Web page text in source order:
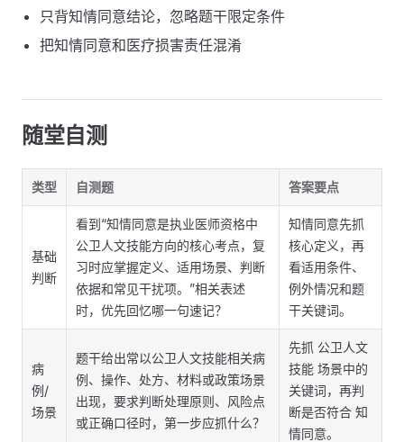
只背知情同意结论，忽略题干限定条件
把知情同意和医疗损害责任混淆
随堂自测
类型 自测题 答案要点
基础
判断
看到“知情同意是执业医师资格中
公卫人文技能方向的核心考点，复
习时应掌握定义、适用场景、判断
依据和常见干扰项。”相关表述
时，优先回忆哪一句速记？
知情同意先抓
核心定义，再
看适用条件、
例外情况和题
干关键词。
病
例/
场景
题干给出常以公卫人文技能相关病
例、操作、处方、材料或政策场景
出现，要求判断处理原则、风险点
或正确口径时，第一步应抓什么？
先抓 公卫人文
技能 场景中的
关键词，再判
断是否符合 知
情同意。